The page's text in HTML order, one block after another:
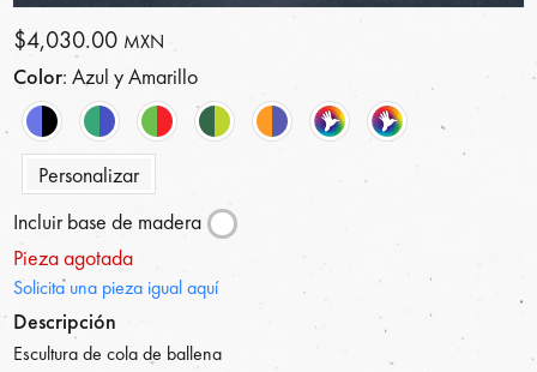
$4,030.00 MXN
Color: Azul y Amarillo
Personalizar
Incluir base de madera
Pieza agotada
Solicita una pieza igual aquí
Descripción
Escultura de cola de ballena